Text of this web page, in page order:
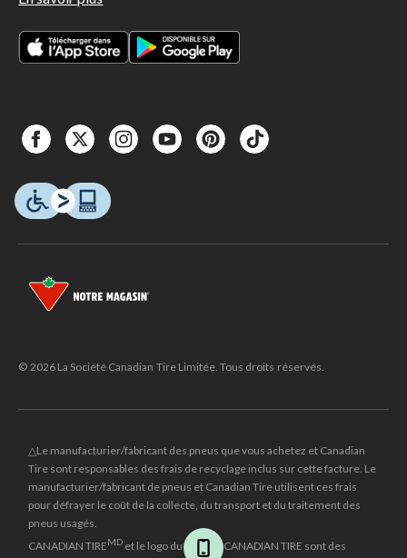
© 2026 La Société Canadian Tire Limitée. Tous droits réservés.
△Le manufacturier/fabricant des pneus que vous achetez et Canadian
Tire sont responsables des frais de recyclage inclus sur cette facture. Le
manufacturier/fabricant de pneus et Canadian Tire utilisent ces frais
pour défrayer le coût de la collecte, du transport et du traitement des
pneus usagés.
CANADIAN TIREMD et le logo du triangle CANADIAN TIRE sont des